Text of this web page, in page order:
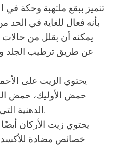
تتميز ببقع ملتهبة وحكة في
بأنه فعال للغاية في الحد
يمكنه أن يقلل من حالات
عن طريق ترطيب الجلد
يحتوي الزيت على
الدهنية التي تساعد على ترطيب الجلد.
يحتوي زيت الأركان
خصائص مضادة